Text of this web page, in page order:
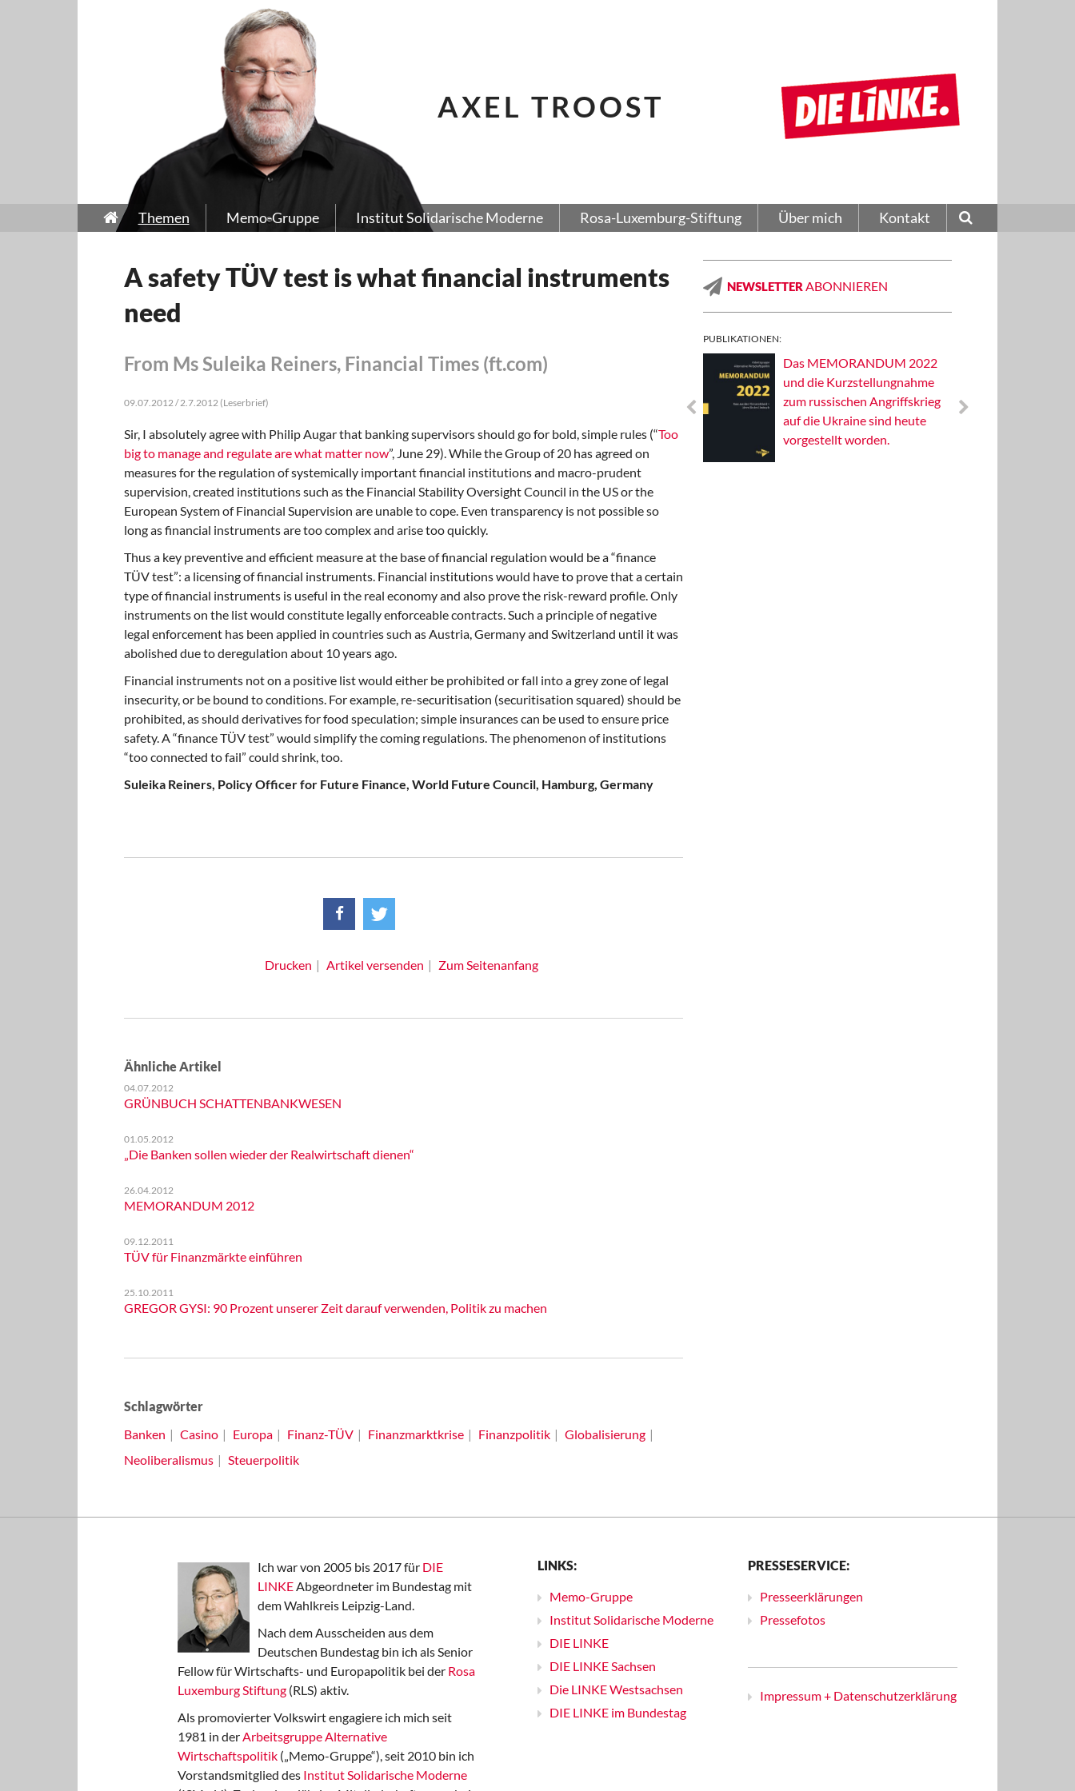
AXEL TROOST
Themen Memo-Gruppe Institut Solidarische Moderne Rosa-Luxemburg-Stiftung Über mich Kontakt
A safety TÜV test is what financial instruments
need
From Ms Suleika Reiners, Financial Times (ft.com)
09.07.2012 / 2.7.2012 (Leserbrief)
Sir, I absolutely agree with Philip Augar that banking supervisors should go for bold, simple rules (“Too
big to manage and regulate are what matter now”, June 29). While the Group of 20 has agreed on
measures for the regulation of systemically important financial institutions and macro-prudent
supervision, created institutions such as the Financial Stability Oversight Council in the US or the
European System of Financial Supervision are unable to cope. Even transparency is not possible so
long as financial instruments are too complex and arise too quickly.
Thus a key preventive and efficient measure at the base of financial regulation would be a “finance
TÜV test”: a licensing of financial instruments. Financial institutions would have to prove that a certain
type of financial instruments is useful in the real economy and also prove the risk-reward profile. Only
instruments on the list would constitute legally enforceable contracts. Such a principle of negative
legal enforcement has been applied in countries such as Austria, Germany and Switzerland until it was
abolished due to deregulation about 10 years ago.
Financial instruments not on a positive list would either be prohibited or fall into a grey zone of legal
insecurity, or be bound to conditions. For example, re-securitisation (securitisation squared) should be
prohibited, as should derivatives for food speculation; simple insurances can be used to ensure price
safety. A “finance TÜV test” would simplify the coming regulations. The phenomenon of institutions
“too connected to fail” could shrink, too.
Suleika Reiners, Policy Officer for Future Finance, World Future Council, Hamburg, Germany
Drucken Artikel versenden Zum Seitenanfang
Ähnliche Artikel
04.07.2012
GRÜNBUCH SCHATTENBANKWESEN
01.05.2012
„Die Banken sollen wieder der Realwirtschaft dienen“
26.04.2012
MEMORANDUM 2012
09.12.2011
TÜV für Finanzmärkte einführen
25.10.2011
GREGOR GYSI: 90 Prozent unserer Zeit darauf verwenden, Politik zu machen
Schlagwörter
Banken
Casino Europa Finanz-TÜV Finanzmarktkrise Finanzpolitik
Globalisierung
Neoliberalismus
Steuerpolitik
NEWSLETTER ABONNIEREN
PUBLIKATIONEN:
Solidarisches EUropa -
Das MEMORANDUM 2022
und die Kurzstellungnahme
zum russischen Angriffskrieg
auf die Ukraine sind heute
vorgestellt worden.
Ich war von 2005 bis 2017 für DIE
LINKEAbgeordneter im Bundestag mit
dem Wahlkreis Leipzig-Land.
Nach dem Ausscheiden aus dem
Deutschen Bundestag bin ich als Senior
Fellow für Wirtschafts- und Europapolitik bei der Rosa
Luxemburg Stiftung (RLS) aktiv.
Als promovierter Volkswirt engagiere ich mich seit
1981 in derArbeitsgruppe Alternative
Wirtschaftspolitik („Memo-Gruppe“), seit 2010 bin ich
Vorstandsmitglied des Institut Solidarische Moderne
LINKS:
Memo-Gruppe
Institut Solidarische Moderne
DIE LINKE
DIE LINKE Sachsen
Die LINKE Westsachsen
DIE LINKE im Bundestag
PRESSESERVICE:
Presseerklärungen
Pressefotos
Impressum + Datenschutzerklärung